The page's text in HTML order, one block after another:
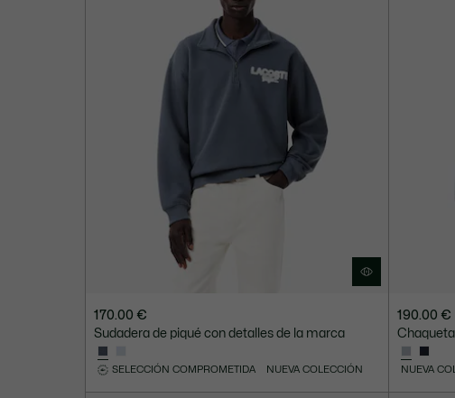
170.00 €
Sudadera de piqué con detalles de la marca
SELECCIÓN COMPROMETIDA NUEVA COLECCIÓN
190.00 €
NUEVA